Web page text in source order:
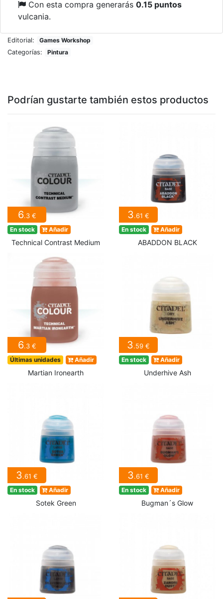
Con esta compra generarás 0.15 puntos
vulcania.
Editorial:
Games Workshop
Categorías:
Pintura
Podrían gustarte también estos productos
6.3 €
En stock Añadir
Technical Contrast Medium
3.61 €
En stock Añadir
ABADDON BLACK
6.3 €
Últimas unidades Añadir
Martian Ironearth
3.59 €
En stock Añadir
Underhive Ash
3.61 €
En stock Añadir
Sotek Green
3.61 €
En stock Añadir
Bugman´s Glow